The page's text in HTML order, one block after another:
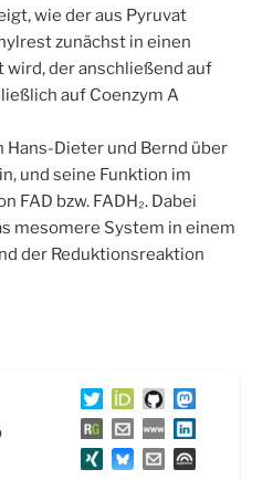
wie der aus Pyruvat
zunächst in einen
der anschließend auf
auf Coenzym A
Hans-Dieter und Bernd über
und seine Funktion im
FAD bzw. FADH₂. Dabei
mesomere System in einem
der Reduktionsreaktion